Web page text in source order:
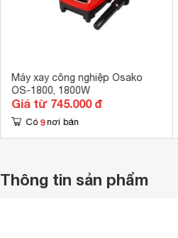
Máy xay công nghiệp Osako
OS-1800, 1800W
Giá từ 745.000 đ
Có 9 nơi bán
Thông tin sản phẩm